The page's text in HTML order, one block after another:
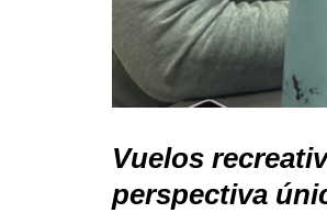
Vuelos
perspectiva